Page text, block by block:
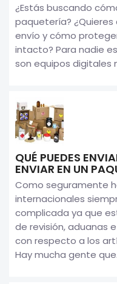
¿Estás buscando
paquetería?
envío y cómo
intacto? Para nadie
son equipos digitales
QUÉ PUEDES
ENVIAR EN UN
Como seguramente
internacionales
complicada ya que
de revisión, aduanas
con respecto a los
Hay mucha gente